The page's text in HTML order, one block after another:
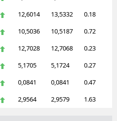
Malatya
Manisa
Kahramanmaraş
12,6014 13,5332
0.18
10,5036 10,5187
0.72
12,7028 12,7068
0.23
5,1705 5,1724
0.27
0,0841 0,0841
0.47
2,9564 2,9579 1.63